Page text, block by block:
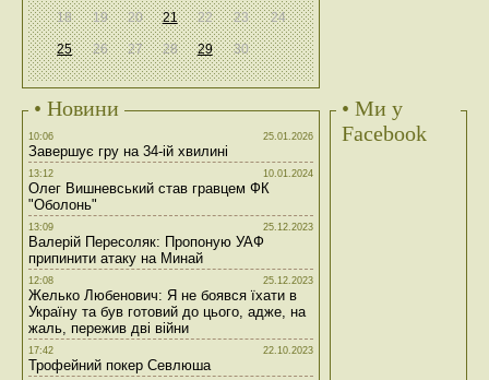
18 19 20 21 22 23 24
25 26 27 28 29 30
• Новини
10:06 25.01.2026
Завершує гру на 34-ій хвилині
13:12 10.01.2024
Олег Вишневський став гравцем ФК
"Оболонь"
13:09 25.12.2023
Валерій Пересоляк: Пропоную УАФ
припинити атаку на Минай
12:08 25.12.2023
Желько Любенович: Я не боявся їхати в
Україну та був готовий до цього, адже, на
жаль, пережив дві війни
17:42 22.10.2023
Трофейний покер Севлюша
• Ми у
Facebook